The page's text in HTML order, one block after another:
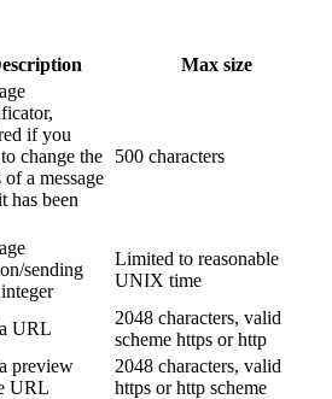
Max size
if you
change the
of a message
has been
500 characters
sending
Limited to reasonable
UNIX time
URL
2048 characters, valid
scheme https or http
preview
URL
2048 characters, valid
https or http scheme